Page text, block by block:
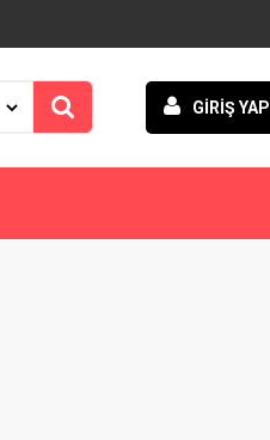
GİRİŞ YAP